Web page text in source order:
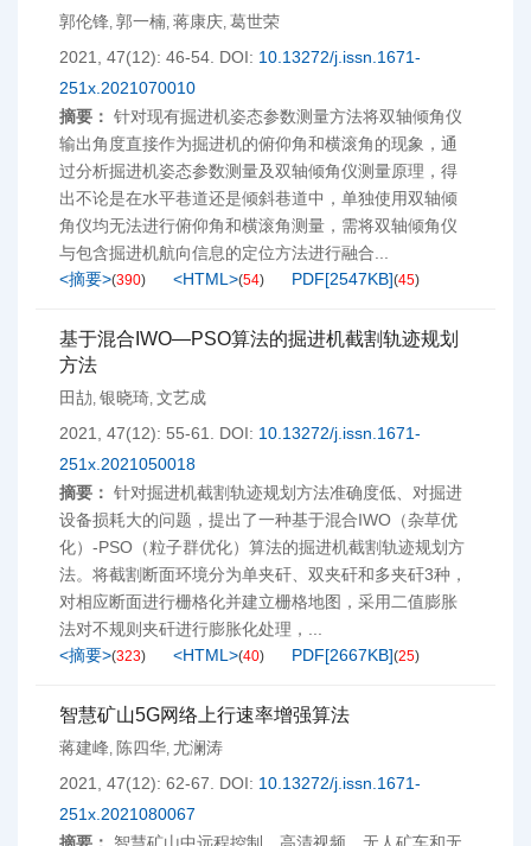
郭伦锋, 郭一楠, 蒋康庆, 葛世荣
2021, 47(12): 46-54. DOI: 10.13272/j.issn.1671-
251x.2021070010
摘要： 针对现有掘进机姿态参数测量方法将双轴倾角仪
输出角度直接作为掘进机的俯仰角和横滚角的现象，通
过分析掘进机姿态参数测量及双轴倾角仪测量原理，得
出不论是在水平巷道还是倾斜巷道中，单独使用双轴倾
角仪均无法进行俯仰角和横滚角测量，需将双轴倾角仪
与包含掘进机航向信息的定位方法进行融合...
<摘要>(390) <HTML>(54) PDF[2547KB](45)
基于混合IWO—PSO算法的掘进机截割轨迹规划
方法
田劼, 银晓琦, 文艺成
2021, 47(12): 55-61.
DOI: 10.13272/j.issn.1671-
251x.2021050018
摘要： 针对掘进机截割轨迹规划方法准确度低、对掘进
设备损耗大的问题，提出了一种基于混合IWO（杂草优
化）-PSO（粒子群优化）算法的掘进机截割轨迹规划方
法。将截割断面环境分为单夹矸、双夹矸和多夹矸3种，
对相应断面进行栅格化并建立栅格地图，采用二值膨胀
法对不规则夹矸进行膨胀化处理，...
<摘要>(323) <HTML>(40) PDF[2667KB](25)
智慧矿山5G网络上行速率增强算法
蒋建峰, 陈四华, 尤澜涛
2021, 47(12): 62-67.
DOI: 10.13272/j.issn.1671-
251x.2021080067